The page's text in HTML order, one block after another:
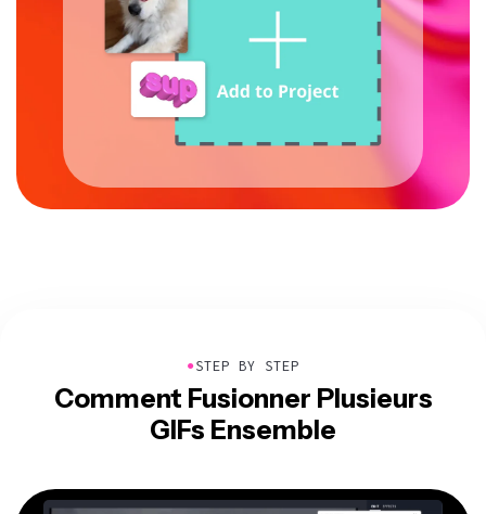
●STEP BY STEP
Comment Fusionner Plusieurs
GIFs Ensemble